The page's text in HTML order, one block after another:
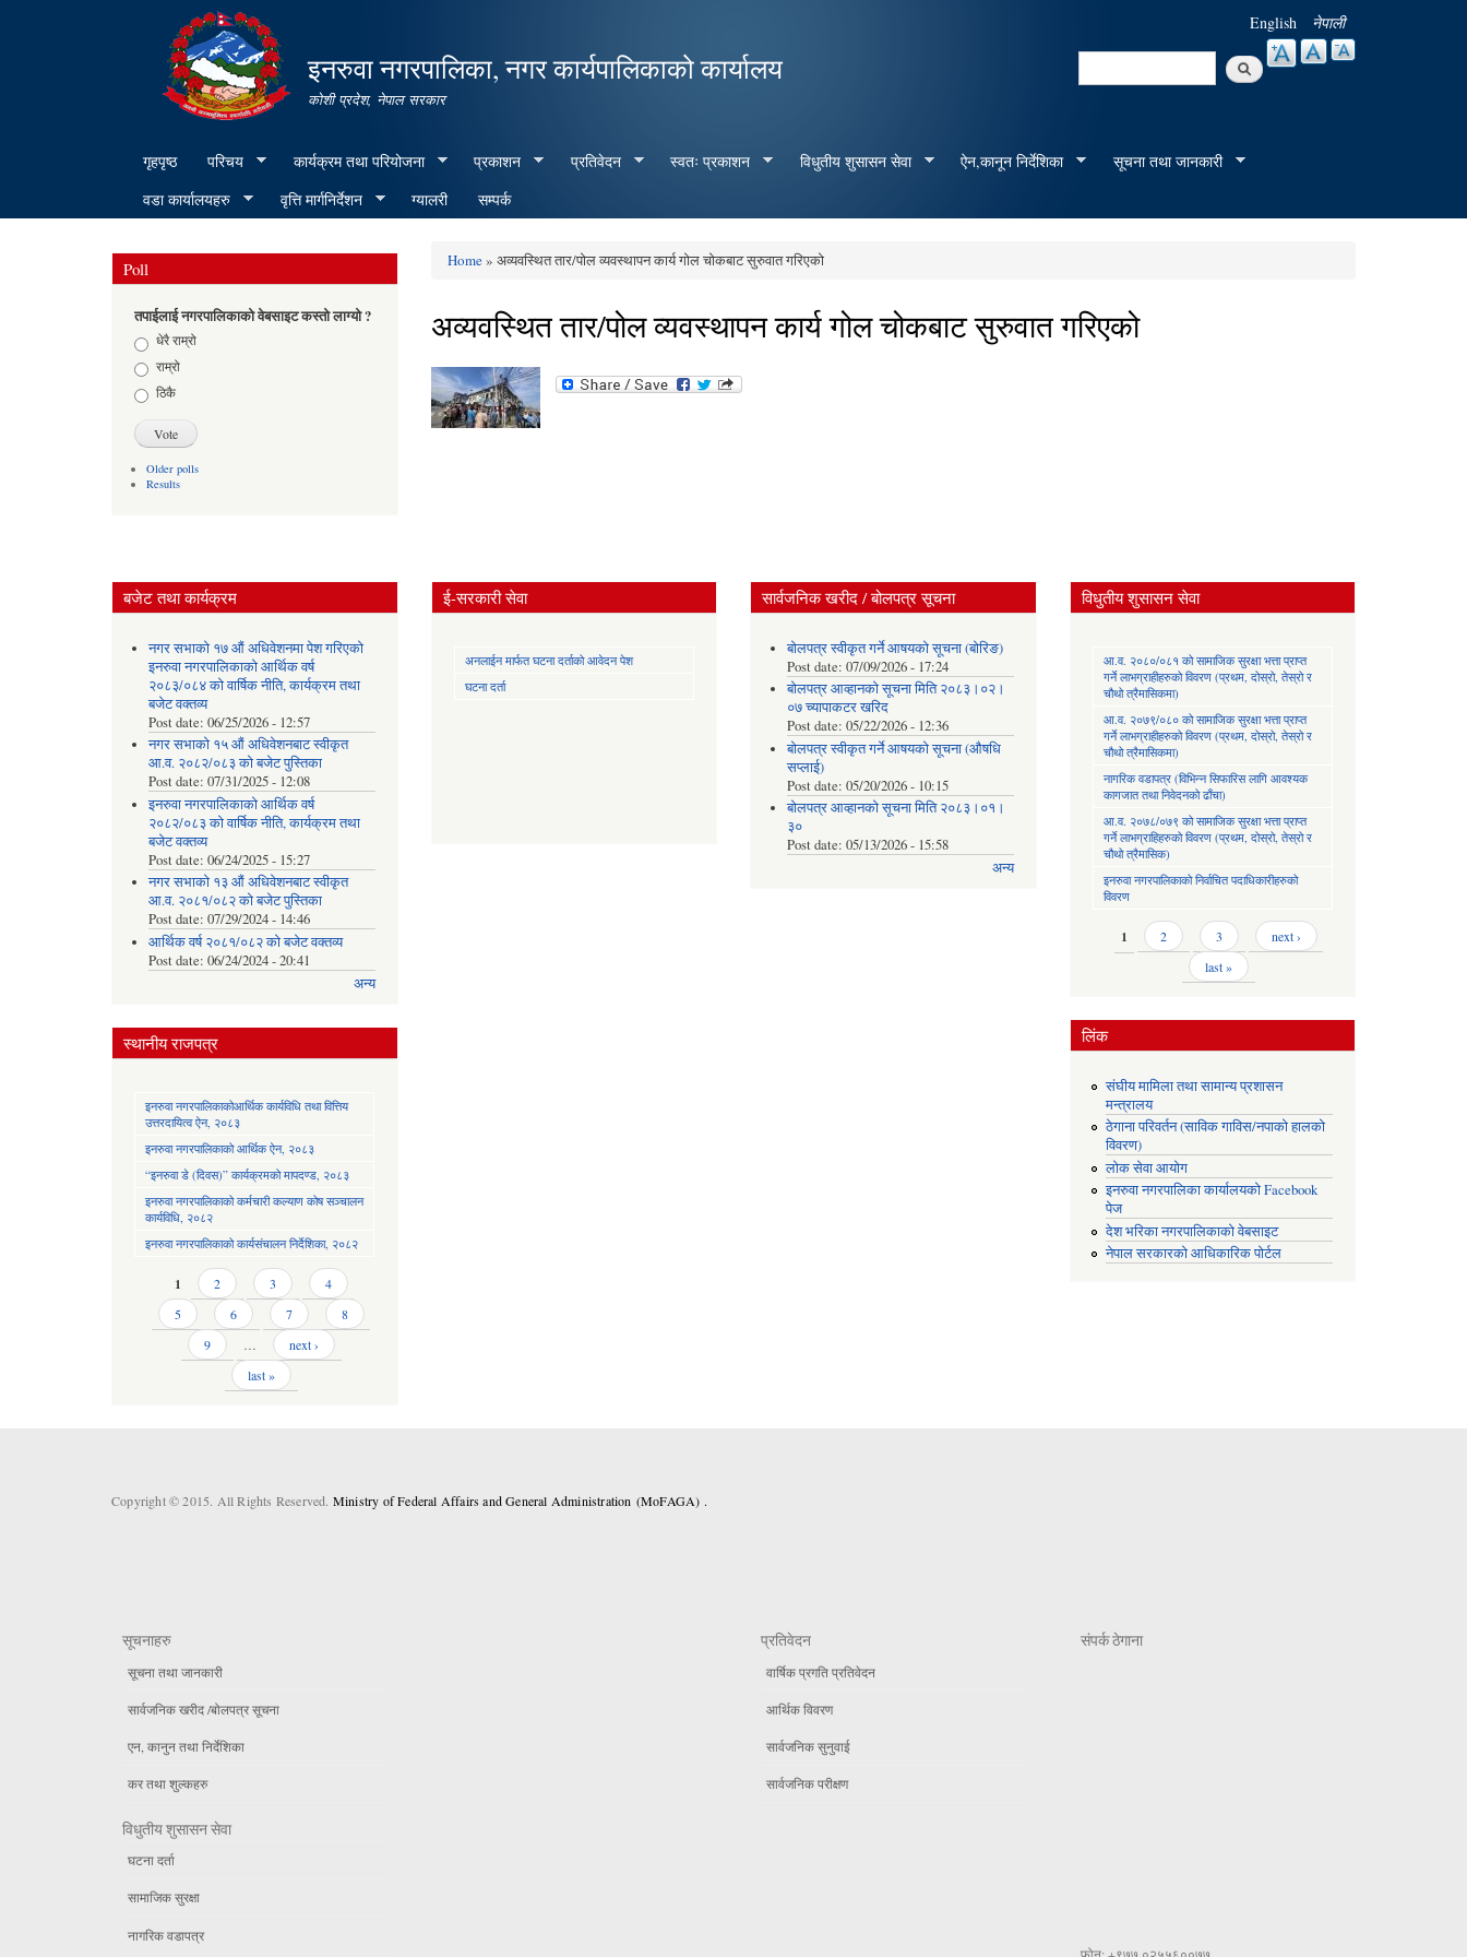
content
इनरुवा नगरपालिका, नगर कार्यपालिकाको कार्यालय
कोशी प्रदेश, नेपाल सरकार
English नेपाली
Search
गृहपृष्ठ परिचय कार्यक्रम तथा परियोजना प्रकाशन प्रतिवेदन स्वतः प्रकाशन विधुतीय शुसासन सेवा ऐन,कानून निर्देशिका
सूचना तथा जानकारी
वडा कार्यालयहरु
वृत्ति मार्गनिर्देशन ग्यालरी सम्पर्क
Poll
तपाईलाई नगरपालिकाको वेबसाइट कस्तो लाग्यो ?
Choicesधेरै राम्रो
राम्रो
ठिकै
Older polls
Results
Home» अव्यवस्थित तार/पोल व्यवस्थापन कार्य गोल चोकबाट सुरुवात गरिएको
अव्यवस्थित तार/पोल व्यवस्थापन कार्य गोल चोकबाट सुरुवात गरिएको
बजेट तथा कार्यक्रम
नगर सभाको १७ औं अधिवेशनमा पेश गरिएको
इनरुवा नगरपालिकाको आर्थिक वर्ष
२०८३/०८४ को वार्षिक नीति, कार्यक्रम तथा
बजेट वक्तव्य
Post date: 06/25/2026 - 12:57
नगर सभाको १५ औं अधिवेशनबाट स्वीकृत
आ.व. २०८२/०८३ को बजेट पुस्तिका
Post date: 07/31/2025 - 12:08
इनरुवा नगरपालिकाको आर्थिक वर्ष
२०८२/०८३ को वार्षिक नीति, कार्यक्रम तथा
बजेट वक्तव्य
Post date: 06/24/2025 - 15:27
नगर सभाको १३ औं अधिवेशनबाट स्वीकृत
आ.व. २०८१/०८२ को बजेट पुस्तिका
Post date: 07/29/2024 - 14:46
आर्थिक वर्ष २०८१/०८२ को बजेट वक्तव्य
Post date: 06/24/2024 - 20:41
अन्य
स्थानीय राजपत्र
इनरुवा नगरपालिकाकोआर्थिक कार्यविधि तथा वित्तिय
उत्तरदायित्व ऐन, २०८३
इनरुवा नगरपालिकाको आर्थिक ऐन, २०८३
“इनरुवा डे (दिवस)” कार्यक्रमको मापदण्ड, २०८३
इनरुवा नगरपालिकाको कर्मचारी कल्याण कोष सञ्चालन
कार्यविधि, २०८२
इनरुवा नगरपालिकाको कार्यसंचालन निर्देशिका, २०८२
Pages1 2 3
4
5
6 7
8
9
…
next ›
last »
ई-सरकारी सेवा
अनलाईन मार्फत घटना दर्ताको आवेदन पेश
घटना दर्ता
सार्वजनिक खरीद / बोलपत्र सूचना
बोलपत्र स्वीकृत गर्ने आषयको सूचना (बोरिङ)
Post date: 07/09/2026 - 17:24
बोलपत्र आव्हानको सूचना मिति २०८३।०२।
०७ च्यापाकटर खरिद
Post date: 05/22/2026 - 12:36
बोलपत्र स्वीकृत गर्ने आषयको सूचना (औषधि
सप्लाई)
Post date: 05/20/2026 - 10:15
बोलपत्र आव्हानको सूचना मिति २०८३।०१।
३०
Post date: 05/13/2026 - 15:58
अन्य
विधुतीय शुसासन सेवा
आ.व. २०८०/०८१ को सामाजिक सुरक्षा भत्ता प्राप्त
गर्ने लाभग्राहीहरुको विवरण (प्रथम, दोस्रो, तेस्रो र
चौथो त्रैमासिकमा)
आ.व. २०७९/०८० को सामाजिक सुरक्षा भत्ता प्राप्त
गर्ने लाभग्राहीहरुको विवरण (प्रथम, दोस्रो, तेस्रो र
चौथो त्रैमासिकमा)
नागरिक वडापत्र (विभिन्न सिफारिस लागि आवश्यक
कागजात तथा निवेदनको ढाँचा)
आ.व. २०७८/०७९ को सामाजिक सुरक्षा भत्ता प्राप्त
गर्ने लाभग्राहिहरुको विवरण (प्रथम, दोस्रो, तेस्रो र
चौथो त्रैमासिक)
इनरुवा नगरपालिकाको निर्वाचित पदाधिकारीहरुको
विवरण
Pages
1 2 3
next ›
last »
लिंक
संघीय मामिला तथा सामान्य प्रशासन
मन्त्रालय
ठेगाना परिवर्तन (साविक गाविस/नपाको हालको
विवरण)
लोक सेवा आयोग
इनरुवा नगरपालिका कार्यालयको Facebook
पेज
देश भरिका नगरपालिकाको वेबसाइट
नेपाल सरकारको आधिकारिक पोर्टल
Copyright © 2015. All Rights Reserved. Ministry of Federal Affairs and General Administration (MoFAGA) .
सूचनाहरु
सूचना तथा जानकारी
सार्वजनिक खरीद /बोलपत्र सूचना
एन, कानुन तथा निर्देशिका
कर तथा शुल्कहरु
विधुतीय शुसासन सेवा
घटना दर्ता
सामाजिक सुरक्षा
नागरिक वडापत्र
प्रतिवेदन
वार्षिक प्रगति प्रतिवेदन
आर्थिक विवरण
सार्वजनिक सुनुवाई
सार्वजनिक परीक्षण
संपर्क ठेगाना